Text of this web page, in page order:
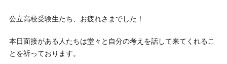
公立高校受験生たち、お疲れさまでした！
本日面接がある人たちは堂々と自分の考えを話して来てくれるこ
とを祈っております。